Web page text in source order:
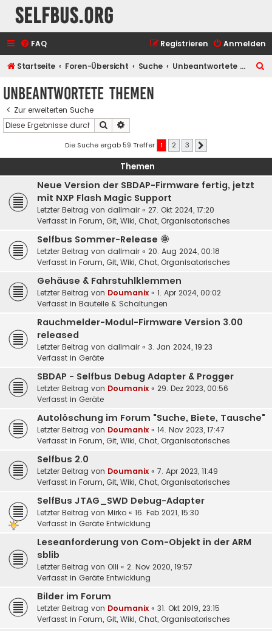
selfbus.org
FAQ Anmelden
Registrieren
Startseite Foren-Übersicht Suche Unbeantwortete Themen
Unbeantwortete Themen
Zur erweiterten Suche
Suche
Die Suche ergab 59 Treffer 1 2 3
Themen
Neue Version der SBDAP-Firmware fertig, jetzt
mit NXP Flash Magic Support
Letzter Beitrag von dallmair « 27. Okt 2024, 17:20
Verfasst in Forum, Git, Wiki, Chat, Organisatorisches
Selfbus Sommer-Release 🌞
Letzter Beitrag von dallmair « 20. Aug 2024, 00:18
Verfasst in Forum, Git, Wiki, Chat, Organisatorisches
Gehäuse & Fahrstuhlklemmen
Letzter Beitrag von Doumanix « 1. Apr 2024, 00:02
Verfasst in Bauteile & Schaltungen
Rauchmelder-Modul-Firmware Version 3.00
released
Letzter Beitrag von dallmair « 3. Jan 2024, 19:23
Verfasst in Geräte
SBDAP - Selfbus Debug Adapter & Progger
Letzter Beitrag von Doumanix « 29. Dez 2023, 00:56
Verfasst in Geräte
Autolöschung im Forum "Suche, Biete, Tausche"
Letzter Beitrag von Doumanix « 14. Nov 2023, 17:47
Verfasst in Forum, Git, Wiki, Chat, Organisatorisches
Selfbus 2.0
Letzter Beitrag von Doumanix « 7. Apr 2023, 11:49
Verfasst in Forum, Git, Wiki, Chat, Organisatorisches
SelfBus JTAG_SWD Debug-Adapter
Letzter Beitrag von Mirko « 16. Feb 2021, 15:30
Verfasst in Geräte Entwicklung
Leseanforderung von Com-Objekt in der ARM
sblib
Letzter Beitrag von Olli « 2. Nov 2020, 19:57
Verfasst in Geräte Entwicklung
Bilder im Forum
Letzter Beitrag von Doumanix « 31. Okt 2019, 23:15
Verfasst in Forum, Git, Wiki, Chat, Organisatorisches